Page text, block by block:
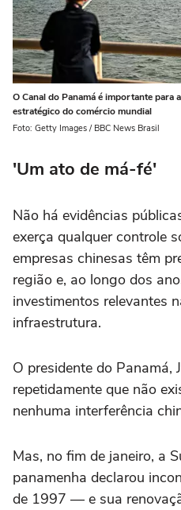
O Canal do Panamá é importante
estratégico do comércio mundial
Foto: Getty Images / BBC News Brasil
'Um ato de má-fé'
Não há evidências
exerça qualquer controle
empresas chinesas têm
região e, ao longo dos
investimentos relevantes
infraestrutura.
O presidente do Panamá,
repetidamente que não
nenhuma interferência
Mas, no fim de janeiro, a
panamenha declarou
de 1997 — e sua